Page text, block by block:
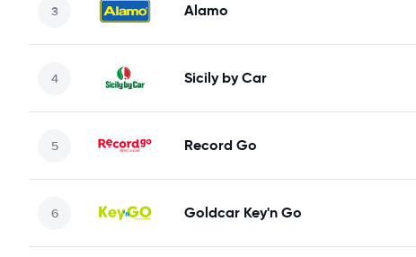
Alamo
Sicily by Car
Record Go
Goldcar Key'n Go